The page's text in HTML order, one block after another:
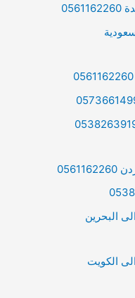
تنسيق حدائق فى ينبع 0538263919
البحرين
الكويت